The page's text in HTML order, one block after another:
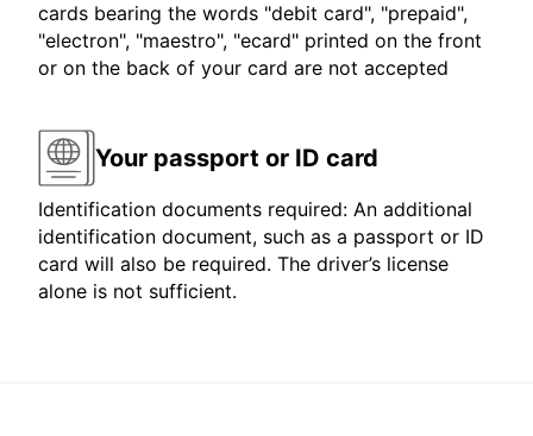
cards bearing the words "debit card", "prepaid",
"electron", "maestro", "ecard" printed on the front
or on the back of your card are not accepted
Your passport or ID card
Identification documents required: An additional
identification document, such as a passport or ID
card will also be required. The driver’s license
alone is not sufficient.